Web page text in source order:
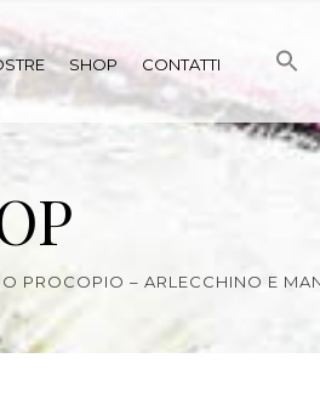
SHOP CONTATTI
PROCOPIO – ARLECCHINO E